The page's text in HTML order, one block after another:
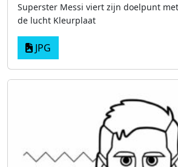
Superster Messi viert zijn doelpunt
de lucht Kleurplaat
JPG